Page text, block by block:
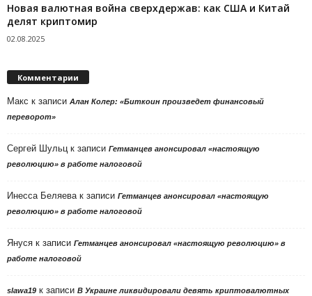
Новая валютная война сверхдержав: как США и Китай
делят криптомир
02.08.2025
Комментарии
Макс к записи Алан Колер: «Биткоин произведет финансовый
переворот»
Сергей Шульц к записи Гетманцев анонсировал «настоящую
революцию» в работе налоговой
Инесса Беляева к записи Гетманцев анонсировал «настоящую
революцию» в работе налоговой
Януся к записи Гетманцев анонсировал «настоящую революцию» в
работе налоговой
slawa19 к записи В Украине ликвидировали девять криптовалютных